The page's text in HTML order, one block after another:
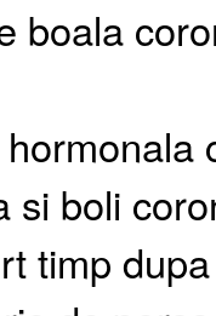
boala
si boli
timp